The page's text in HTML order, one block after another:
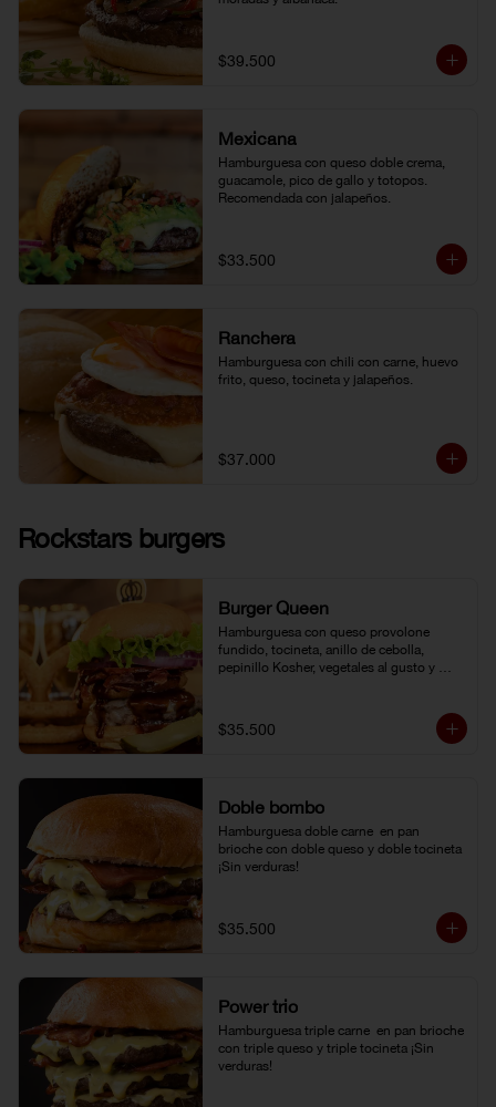
$39.500
Mexicana
Hamburguesa con queso doble crema,
guacamole, pico de gallo y totopos.
Recomendada con jalapeños.
$33.500
Ranchera
Hamburguesa con chili con carne, huevo
frito, queso, tocineta y jalapeños.
$37.000
Rockstars burgers
Burger Queen
Hamburguesa con queso provolone
fundido, tocineta, anillo de cebolla,
pepinillo Kosher, vegetales al gusto y
$35.500
Doble bombo
Hamburguesa doble carne  en pan
brioche con doble queso y doble tocineta
¡Sin verduras!
$35.500
Power trio
Hamburguesa triple carne  en pan brioche
con triple queso y triple tocineta ¡Sin
verduras!